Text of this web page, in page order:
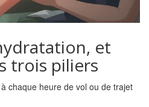
et
trois piliers
chaque heure de vol ou de trajet